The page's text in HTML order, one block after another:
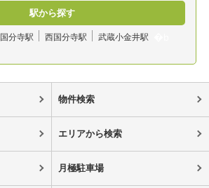
駅から探す
国分寺駅 西国分寺駅 武蔵小金井駅
物件検索
エリアから検索
月極駐車場